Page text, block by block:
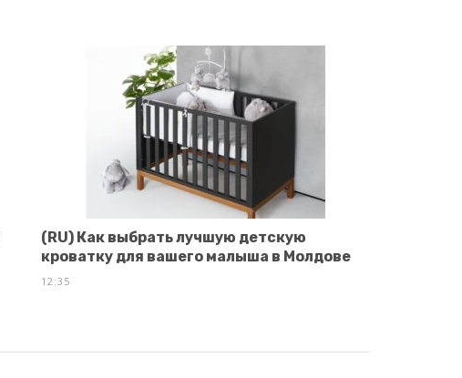
(RU) Как выбрать лучшую детскую
кроватку для вашего малыша в Молдове
12:35